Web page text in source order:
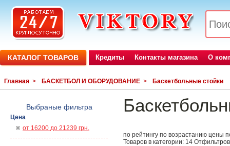
КАТАЛОГ ТОВАРОВ Кредиты Контакты магазина О
Главная > БАСКЕТБОЛ И ОБОРУДОВАНИЕ > Баскетбольные стойки
Выбраные фильтра
Цена
от 16200 до 21239 грн.
по рейтингу по возрастанию цены
Товаров в категории: 14